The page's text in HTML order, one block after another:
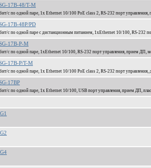
17B-48/T-M
c по одной паре, 1x Ethernet 10/100 PoE class 2, RS-232 порт управления,
17B-48P/PD
c по одной паре с дистанционным питанием, 1xEthernet 10/100, RS-232
17B-P-M
c по одной паре, 1xEthernet 10/100, RS-232 порт управления, прием ДП,
17B-P/T-M
c по одной паре, 1x Ethernet 10/100 PoE class 2, RS-232 порт
17BP
c по одной паре, 1x Ethernet 10/100, USB порт управления, прием ДП,